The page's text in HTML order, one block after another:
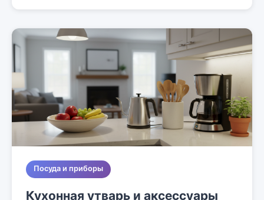
Посуда и приборы
Кухонная утварь и аксессуары